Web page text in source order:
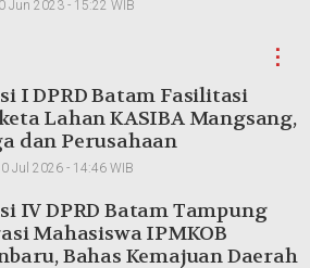
Jun 2023 - 15:22 WIB
⋮
I DPRD Batam Fasilitasi
Lahan KASIBA Mangsang,
dan Perusahaan
Jul 2026 - 14:46 WIB
IV DPRD Batam Tampung
Mahasiswa IPMKOB
Bahas Kemajuan Daerah